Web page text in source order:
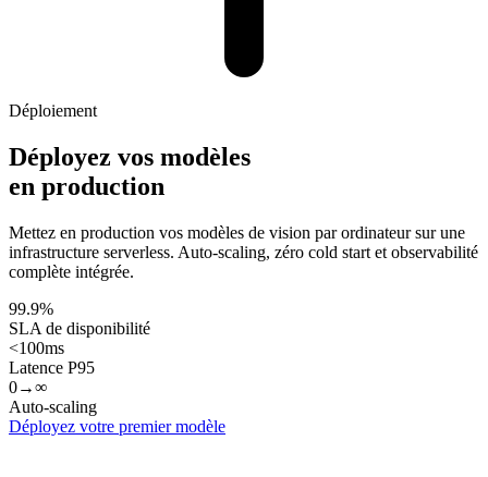
Déploiement
Déployez vos modèles
en production
Mettez en production vos modèles de vision par ordinateur sur une
infrastructure serverless. Auto-scaling, zéro cold start et observabilité
complète intégrée.
99.9%
SLA de disponibilité
<100ms
Latence P95
0→∞
Auto-scaling
Déployez votre premier modèle